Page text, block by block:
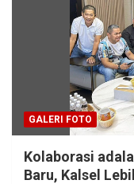
GALERI FOTO
Kolaborasi
Baru, Kalsel